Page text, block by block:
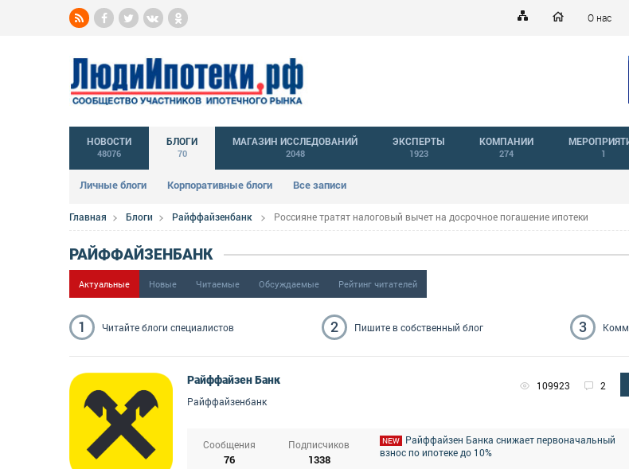
О нас
НОВОСТИ
48076
БЛОГИ
70
Личные блоги Корпоративные блоги Все записи
МАГАЗИН ИССЛЕДОВАНИЙ
2048
ЭКСПЕРТЫ
1923
КОМПАНИИ
274 1
Главная Блоги Райффайзенбанк Россияне тратят налоговый вычет на досрочное погашение ипотеки
РАЙФФАЙЗЕНБАНК
Актуальные Новые Читаемые Обсуждаемые Рейтинг читателей
1 Читайте блоги специалистов 2 Пишитев собственный блог 3
Райффайзен Банк
Райффайзенбанк
109923 2
Сообщения
76
Подписчиков
1338
NEW
Райффайзен Банка снижает первоначальный
взнос по ипотеке до 10%